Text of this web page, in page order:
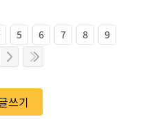
5 6 7 8
9
쓰기